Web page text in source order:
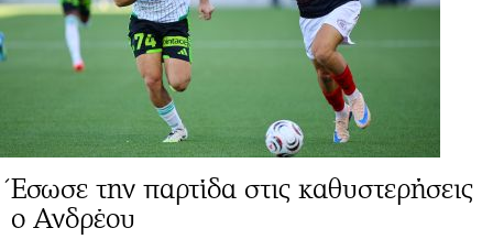
Έσωσε την παρτίδα στις καθυστερήσεις
ο Ανδρέου